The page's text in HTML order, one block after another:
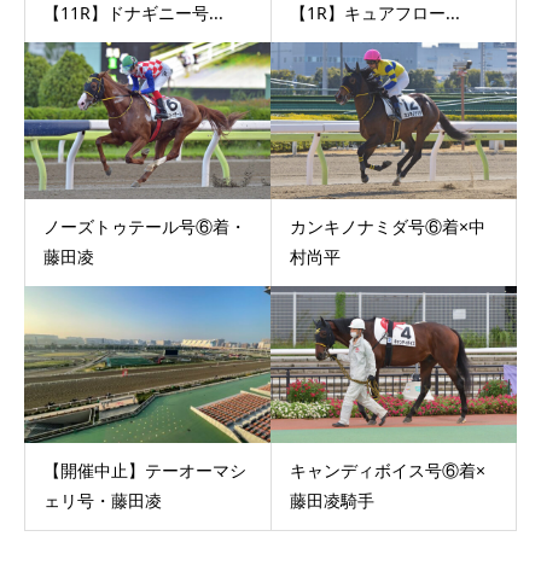
【11R】ドナギニー号...
【1R】キュアフロー...
ノーズトゥテール号⑥着・
藤田凌
カンキノナミダ号⑥着×中
村尚平
【開催中止】テーオーマシ
ェリ号・藤田凌
キャンディボイス号⑥着×
藤田凌騎手